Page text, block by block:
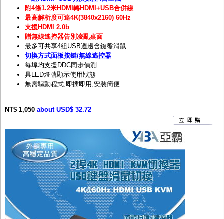
附4條1.2米HDMI轉HDMI+USB合併線
最高解析度可達4K(3840x2160) 60Hz
支援HDMI 2.0b
贈無線遙控器告別凌亂桌面
最多可共享4組USB週邊含鍵盤滑鼠
切換方式面板按鍵/無線遙控器
每埠均支援DDC同步偵測
具LED燈號顯示使用狀態
無需驅動程式,即插即用,安裝簡便
NT$ 1,050 about USD$ 32.72